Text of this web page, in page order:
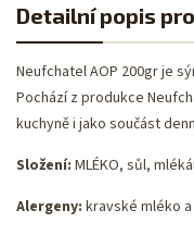
Detailní popis
Neufchatel AOP 200gr je
Pochází z produkce
kuchyně i jako součást
Složení: MLÉKO, sůl,
Alergeny: kravské mléko